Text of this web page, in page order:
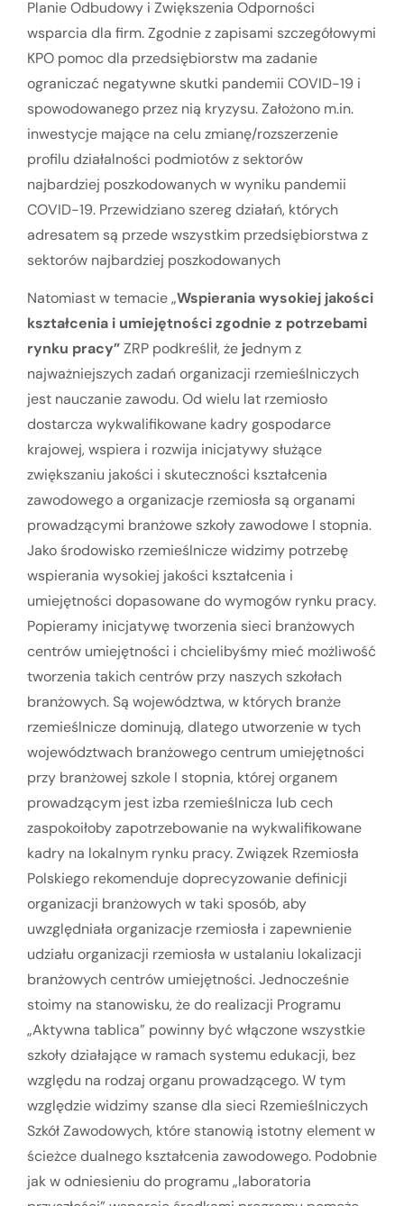
Planie Odbudowy i Zwiększenia Odporności
wsparcia dla firm. Zgodnie z zapisami szczegółowymi
KPO pomoc dla przedsiębiorstw ma zadanie
ograniczać negatywne skutki pandemii COVID-19 i
spowodowanego przez nią kryzysu. Założono m.in.
inwestycje mające na celu zmianę/rozszerzenie
profilu działalności podmiotów z sektorów
najbardziej poszkodowanych w wyniku pandemii
COVID-19. Przewidziano szereg działań, których
adresatem są przede wszystkim przedsiębiorstwa z
sektorów najbardziej poszkodowanych
Natomiast w temacie „Wspierania wysokiej jakości
kształcenia i umiejętności zgodnie z potrzebami
rynku pracy”ZRP podkreślił, że jednym z
najważniejszych zadań organizacji rzemieślniczych
jest nauczanie zawodu. Od wielu lat rzemiosło
dostarcza wykwalifikowane kadry gospodarce
krajowej, wspiera i rozwija inicjatywy służące
zwiększaniu jakości i skuteczności kształcenia
zawodowego a organizacje rzemiosła są organami
prowadzącymi branżowe szkoły zawodowe I stopnia.
Jako środowisko rzemieślnicze widzimy potrzebę
wspierania wysokiej jakości kształcenia i
umiejętności dopasowane do wymogów rynku pracy.
Popieramy inicjatywę tworzenia sieci branżowych
centrów umiejętności i chcielibyśmy mieć możliwość
tworzenia takich centrów przy naszych szkołach
branżowych. Są województwa, w których branże
rzemieślnicze dominują, dlatego utworzenie w tych
województwach branżowego centrum umiejętności
przy branżowej szkole I stopnia, której organem
prowadzącym jest izba rzemieślnicza lub cech
zaspokoiłoby zapotrzebowanie na wykwalifikowane
kadry na lokalnym rynku pracy. Związek Rzemiosła
Polskiego rekomenduje doprecyzowanie definicji
organizacji branżowych w taki sposób, aby
uwzględniała organizacje rzemiosła i zapewnienie
udziału organizacji rzemiosła w ustalaniu lokalizacji
branżowych centrów umiejętności. Jednocześnie
stoimy na stanowisku, że do realizacji Programu
„Aktywna tablica” powinny być włączone wszystkie
szkoły działające w ramach systemu edukacji, bez
względu na rodzaj organu prowadzącego. W tym
względzie widzimy szanse dla sieci Rzemieślniczych
Szkół Zawodowych, które stanowią istotny element w
ścieżce dualnego kształcenia zawodowego. Podobnie
jak w odniesieniu do programu „laboratoria